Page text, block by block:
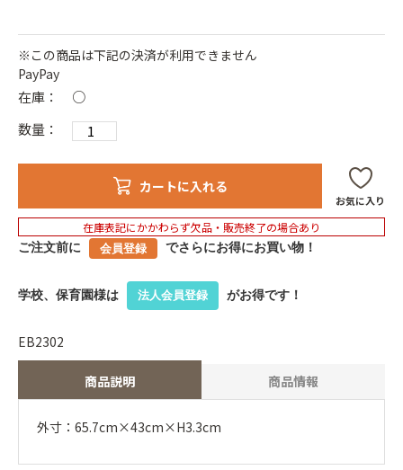
※この商品は下記の決済が利用できません
PayPay
在庫：
○
数量：
カートに入れる
お気に入り
在庫表記にかかわらず欠品・販売終了の場合あり
ご注文前に 会員登録 でさらにお得にお買い物！
学校、保育園様は 法人会員登録 がお得です！
商品説明 商品情報
外寸：65.7cm×43cm×H3.3cm
EB2302